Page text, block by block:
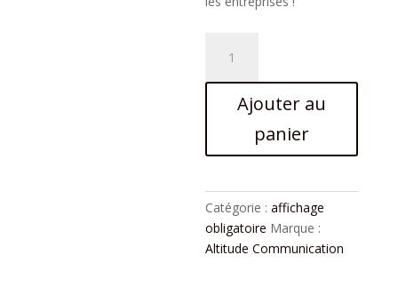
Panneau
AffichageAjouter au
panier
Catégorie :affichage
obligatoire Marque :
Altitude Communication